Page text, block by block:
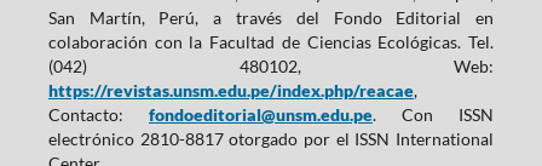
San Martín, Perú, a través del Fondo Editorial en
colaboración con la Facultad de Ciencias Ecológicas. Tel.
(042) 480102, Web:
https://revistas.unsm.edu.pe/index.php/reacae,
Contacto: fondoeditorial@unsm.edu.pe. Con ISSN
electrónico 2810-8817 otorgado por el ISSN International